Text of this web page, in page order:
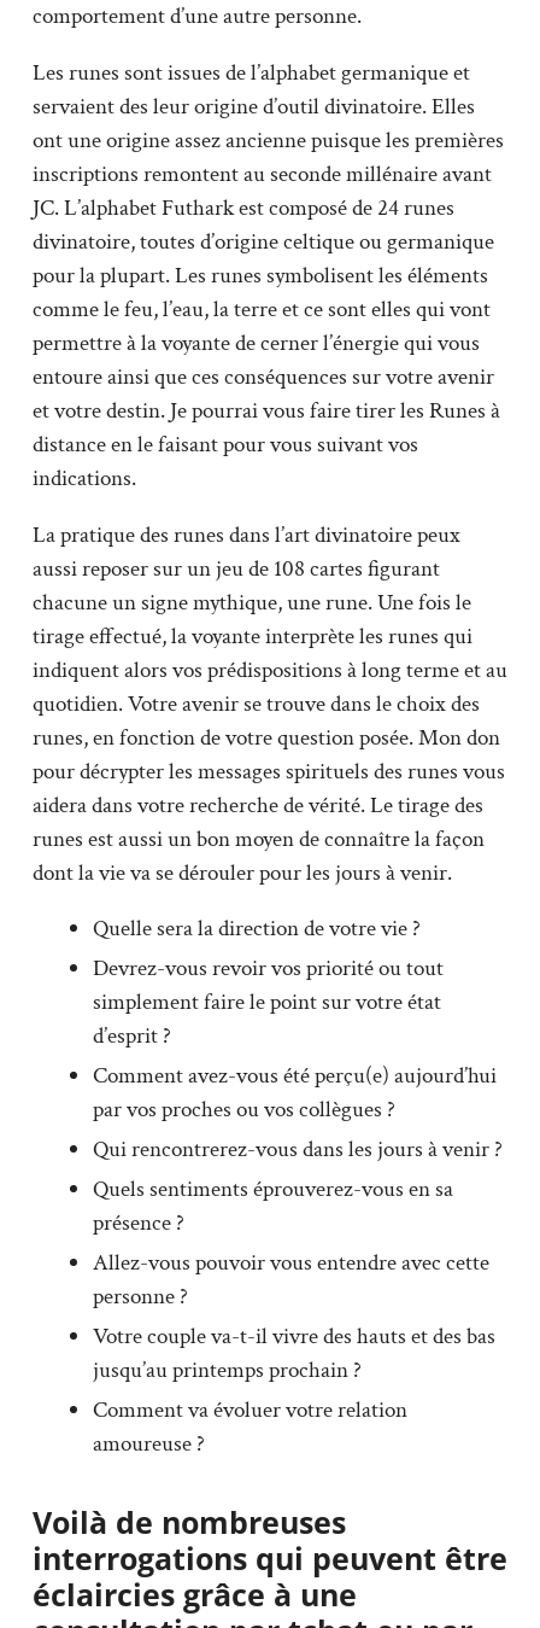
comportement d’une autre personne.
Les runes sont issues de l’alphabet germanique et
servaient des leur origine d’outil divinatoire. Elles
ont une origine assez ancienne puisque les premières
inscriptions remontent au seconde millénaire avant
JC. L’alphabet Futhark est composé de 24 runes
divinatoire, toutes d’origine celtique ou germanique
pour la plupart. Les runes symbolisent les éléments
comme le feu, l’eau, la terre et ce sont elles qui vont
permettre à la voyante de cerner l’énergie qui vous
entoure ainsi que ces conséquences sur votre avenir
et votre destin. Je pourrai vous faire tirer les Runes à
distance en le faisant pour vous suivant vos
indications.
La pratique des runes dans l’art divinatoire peux
aussi reposer sur un jeu de 108 cartes figurant
chacune un signe mythique, une rune. Une fois le
tirage effectué, la voyante interprète les runes qui
indiquent alors vos prédispositions à long terme et au
quotidien. Votre avenir se trouve dans le choix des
runes, en fonction de votre question posée. Mon don
pour décrypter les messages spirituels des runes vous
aidera dans votre recherche de vérité. Le tirage des
runes est aussi un bon moyen de connaître la façon
dont la vie va se dérouler pour les jours à venir.
Quelle sera la direction de votre vie ?
Devrez-vous revoir vos priorité ou tout
simplement faire le point sur votre état
d’esprit ?
Comment avez-vous été perçu(e) aujourd’hui
par vos proches ou vos collègues ?
Qui rencontrerez-vous dans les jours à venir ?
Quels sentiments éprouverez-vous en sa
présence ?
Allez-vous pouvoir vous entendre avec cette
personne ?
Votre couple va-t-il vivre des hauts et des bas
jusqu’au printemps prochain ?
Comment va évoluer votre relation
amoureuse ?
Voilà de nombreuses
interrogations qui peuvent être
éclaircies grâce à une